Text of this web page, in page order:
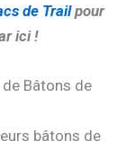
de Trailpour
ici !
Bâtons de
bâtons de